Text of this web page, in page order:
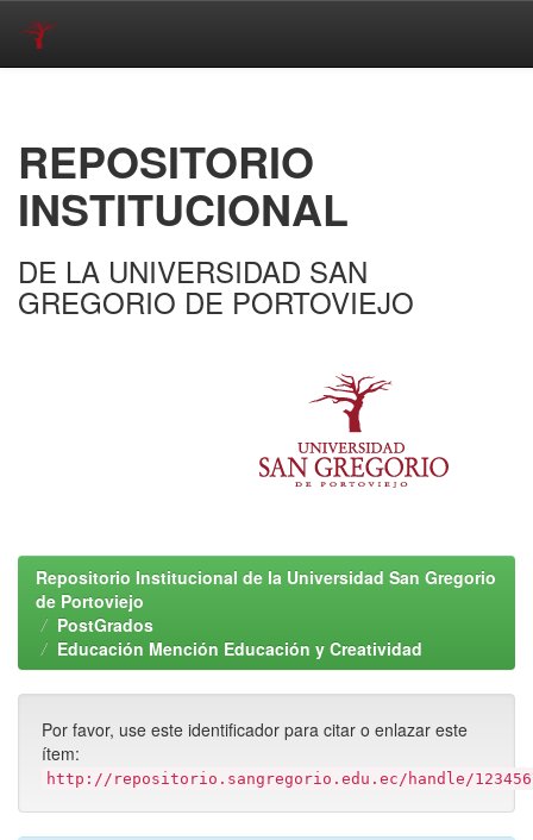
REPOSITORIO
INSTITUCIONAL
DE LA UNIVERSIDAD SAN
GREGORIO DE PORTOVIEJO
Repositorio Institucional de la Universidad San Gregorio
de Portoviejo
PostGrados
Educación Mención Educación y Creatividad
Por favor, use este identificador para citar o enlazar este
ítem:
http://repositorio.sangregorio.edu.ec/handle/